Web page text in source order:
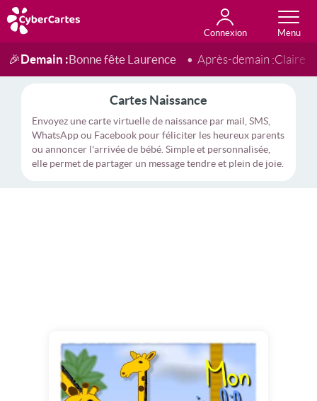
Connexion
Anniversaire
Fête du jour
Amour
Amitié
Merci
Toutes les cartes
🎉Demain :Bonne fête Laurence Après-demain :Claire
Cartes Naissance
Envoyez une carte virtuelle de naissance par mail, SMS,
WhatsApp ou Facebook pour féliciter les heureux parents
ou annoncer l'arrivée de bébé. Simple et personnalisée,
elle permet de partager un message tendre et plein de joie.